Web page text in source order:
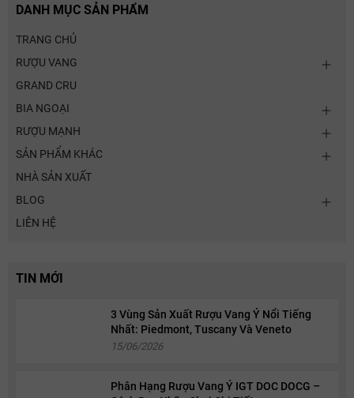
DANH MỤC SẢN PHẨM
TRANG CHỦ
RƯỢU VANG
GRAND CRU
BIA NGOẠI
RƯỢU MẠNH
SẢN PHẨM KHÁC
NHÀ SẢN XUẤT
BLOG
LIÊN HỆ
TIN MỚI
3 Vùng Sản Xuất Rượu Vang Ý Nổi Tiếng
Nhất: Piedmont, Tuscany Và Veneto
15/06/2026
Phân Hạng Rượu Vang Ý IGT DOC DOCG –